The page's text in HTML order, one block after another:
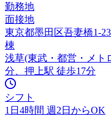
勤務地
面接地
東京都墨田区吾妻橋1-
棟
浅草(東武・都営・メト
分、押上駅 徒歩17分
シフト
1日4時間 週2日からOK